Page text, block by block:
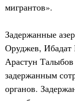
мигрантов».
Задержанные
Оруджев,
Арастун Талыбов
задержанным
органов.